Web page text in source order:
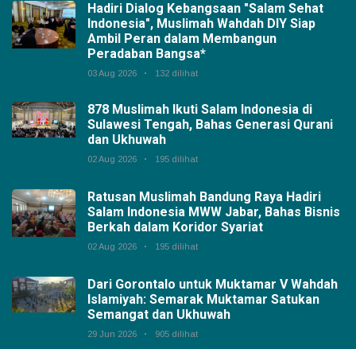
Hadiri Dialog Kebangsaan "Salam Sehat
Indonesia", Muslimah Wahdah DIY Siap
Ambil Peran dalam Membangun
Peradaban Bangsa*
03 Aug 2026 132 dilihat
878 Muslimah Ikuti Salam Indonesia di
Sulawesi Tengah, Bahas Generasi Qurani
dan Ukhuwah
02 Aug 2026 195 dilihat
Ratusan Muslimah Bandung Raya Hadiri
Salam Indonesia MWW Jabar, Bahas Bisnis
Berkah dalam Koridor Syariat
02 Aug 2026 195 dilihat
Dari Gorontalo untuk Muktamar V Wahdah
Islamiyah: Semarak Muktamar Satukan
Semangat dan Ukhuwah
29 Jun 2026 905 dilihat